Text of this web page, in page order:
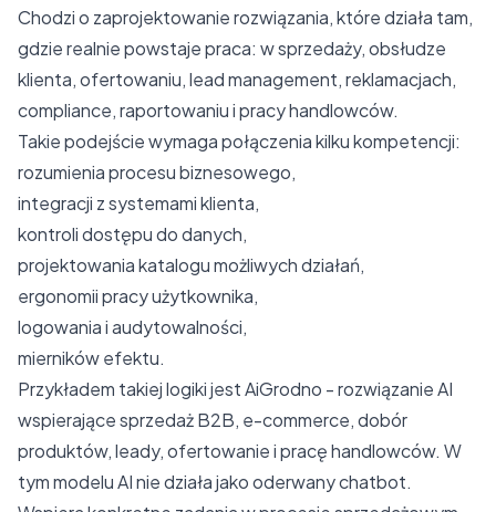
Chodzi o zaprojektowanie rozwiązania, które działa tam,
gdzie realnie powstaje praca: w sprzedaży, obsłudze
klienta, ofertowaniu, lead management, reklamacjach,
compliance, raportowaniu i pracy handlowców.
Takie podejście wymaga połączenia kilku kompetencji:
rozumienia procesu biznesowego,
integracji z systemami klienta,
kontroli dostępu do danych,
projektowania katalogu możliwych działań,
ergonomii pracy użytkownika,
logowania i audytowalności,
mierników efektu.
Przykładem takiej logiki jest AiGrodno - rozwiązanie AI
wspierające sprzedaż B2B, e-commerce, dobór
produktów, leady, ofertowanie i pracę handlowców. W
tym modelu AI nie działa jako oderwany chatbot.